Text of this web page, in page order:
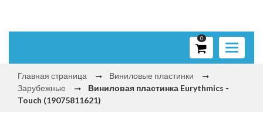
Toggle
0
Главная страница
Виниловые пластинки
Зарубежные
Виниловая пластинка Eurythmics -
Touch (19075811621)